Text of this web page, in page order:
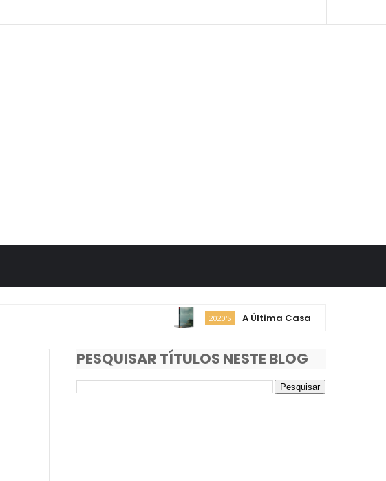
2020'S A Última Casa
PESQUISAR TÍTULOS NESTE BLOG